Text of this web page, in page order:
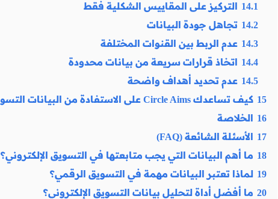
14.1
التركيز على المقاييس الشكلية فقط
14.2 تجاهل جودة البيانات
14.3 عدم الربط بين القنوات المختلفة
14.4
اتخاذ قرارات سريعة من بيانات محدودة
14.5 عدم تحديد أهداف واضحة
15 كيف تساعدك Circle Aims على الاستفادة من البيانات التسويقية؟
16
الخلاصة
17
الأسئلة الشائعة (FAQ)
18 ما أهم البيانات التي يجب متابعتها في التسويق الإلكتروني؟
19 لماذا تعتبر البيانات مهمة في التسويق الرقمي؟
20 ما أفضل أداة لتحليل بيانات التسويق الإلكتروني؟